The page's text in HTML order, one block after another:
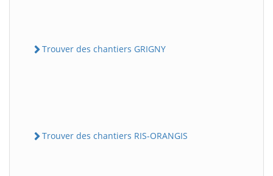
Trouver des chantiers GRIGNY
Trouver des chantiers RIS-ORANGIS